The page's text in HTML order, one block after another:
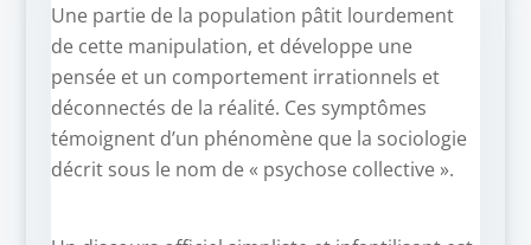
Une partie de la population pâtit lourdement
de cette manipulation, et développe une
pensée et un comportement irrationnels et
déconnectés de la réalité. Ces symptômes
témoignent d’un phénomène que la sociologie
décrit sous le nom de « psychose collective ».